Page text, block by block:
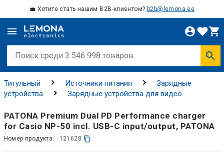
💼 Хотите стать нашим B2B-клиентом? b2b@lemona.ee
Титульный Источники питания
Зарядные
устройства
Зарядные устройства для видео
PATONA Premium Dual PD Performance charger
for Casio NP-50 incl. USB-C input/output, PATONA
Номер продукта: 121628